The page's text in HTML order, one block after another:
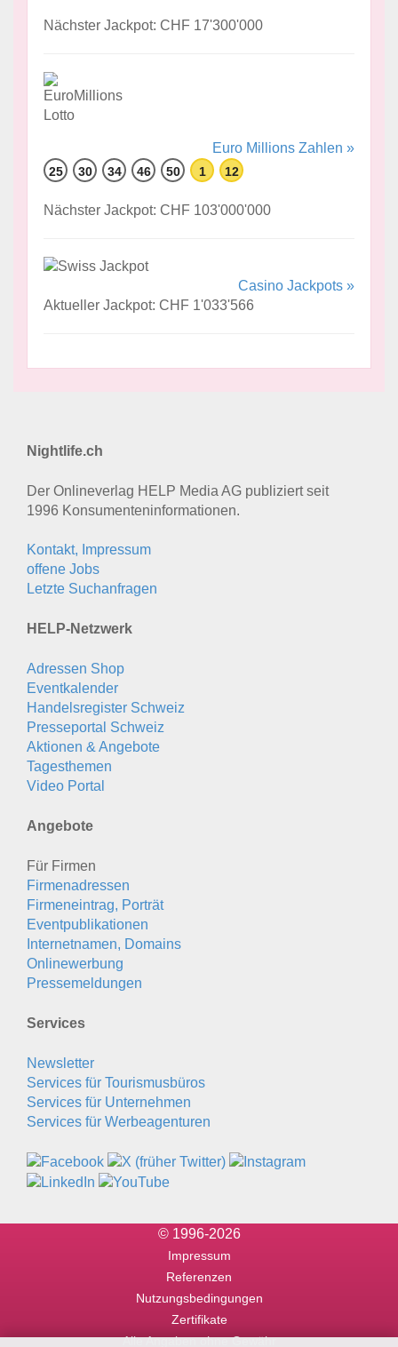
Nächster Jackpot: CHF 17'300'000
Euro Millions Zahlen »
25 30 34 46 50 1 12
Nächster Jackpot: CHF 103'000'000
Casino Jackpots »
Aktueller Jackpot: CHF 1'033'566
Nightlife.ch
Der Onlineverlag HELP Media AG publiziert seit
1996 Konsumenten­informationen.
Kontakt, Impressum
offene Jobs
Letzte Suchanfragen
HELP-Netzwerk
Adressen Shop
Eventkalender
Handelsregister Schweiz
Presseportal Schweiz
Aktionen & Angebote
Tagesthemen
Video Portal
Angebote
Für Firmen
Firmenadressen
Firmeneintrag, Porträt
Eventpublikationen
Internetnamen, Domains
Onlinewerbung
Pressemeldungen
Services
Newsletter
Services für Tourismusbüros
Services für Unternehmen
Services für Werbeagenturen
© 1996-2026
Impressum
Referenzen
Nutzungsbedingungen
Zertifikate
Alle Angaben ohne Gewähr